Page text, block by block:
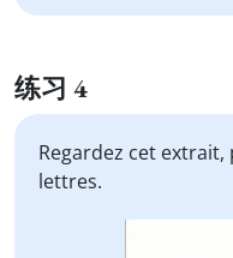
练习 4
Regardez cet extrait,
lettres.